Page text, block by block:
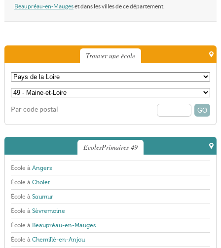
Beaupréau-en-Maugeset dans les villes de ce département.
Trouver une école
Par code postal
EcolesPrimaires 49
École à Angers
École à Cholet
École à Saumur
École à Sèvremoine
École à Beaupréau-en-Mauges
École à Chemillé-en-Anjou